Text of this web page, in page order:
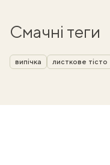
Смачні теги
випічка листкове тісто